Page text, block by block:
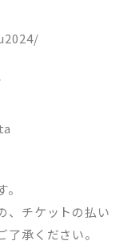
、チケットの払い
承ください。